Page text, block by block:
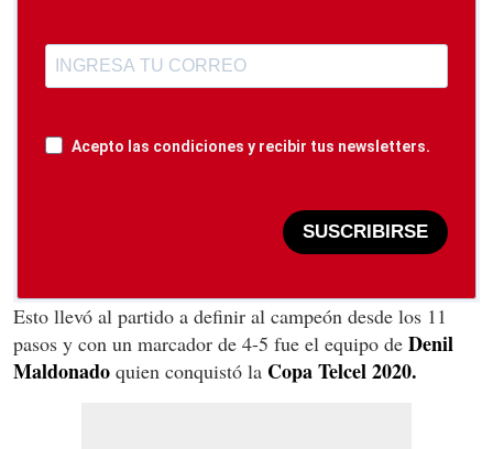
Acepto las condiciones y recibir tus newsletters.
SUSCRIBIRSE
Esto llevó al partido a definir al campeón desde los 11
pasos y con un marcador de 4-5 fue el equipo de Denil
Maldonado quien conquistó la Copa Telcel 2020.